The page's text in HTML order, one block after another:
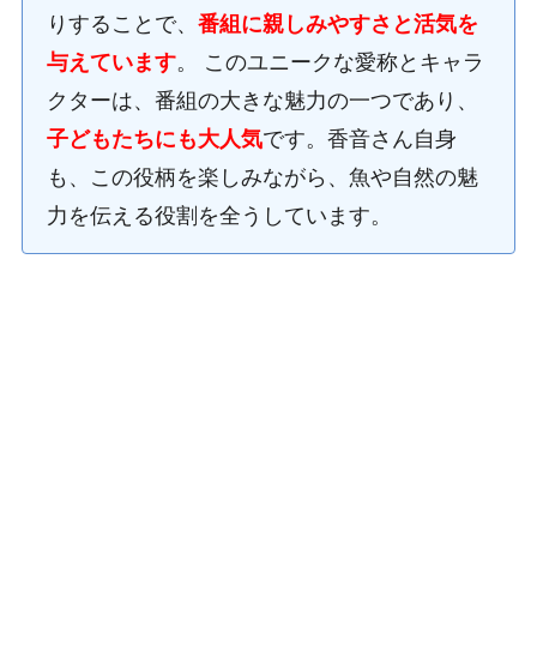
りすることで、 番組に親しみやすさと活気を
与えています。 このユニークな愛称とキャラ
クターは、番組の大きな魅力の一つであり、
子どもたちにも大人気です。香音さん自身
も、この役柄を楽しみながら、魚や自然の魅
力を伝える役割を全うしています。